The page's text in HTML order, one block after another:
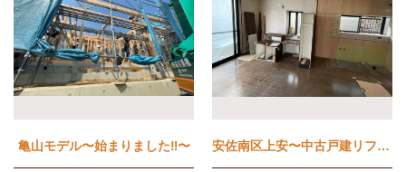
亀山モデル〜始まりました‼︎〜 安佐南区上安〜中古戸建リフォーム工事〜